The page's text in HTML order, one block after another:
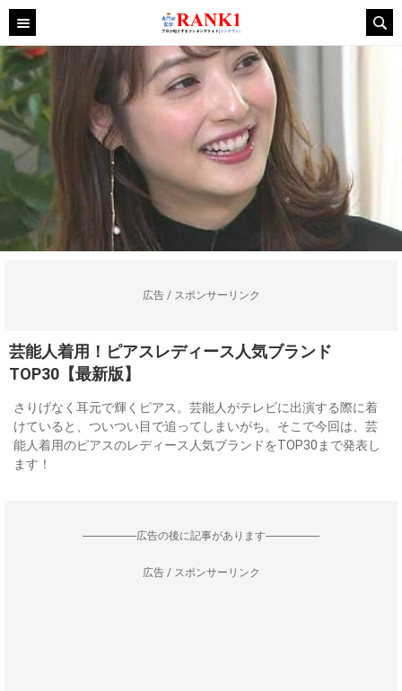
広告 / スポンサーリンク
芸能人着用！ピアスレディース人気ブランド
TOP30【最新版】
さりげなく耳元で輝くピアス。芸能人がテレビに出演する際に着
けていると、ついつい目で追ってしまいがち。そこで今回は、芸
能人着用のピアスのレディース人気ブランドをTOP30まで発表し
ます！
--------------------広告の後に記事があります--------------------
広告 / スポンサーリンク